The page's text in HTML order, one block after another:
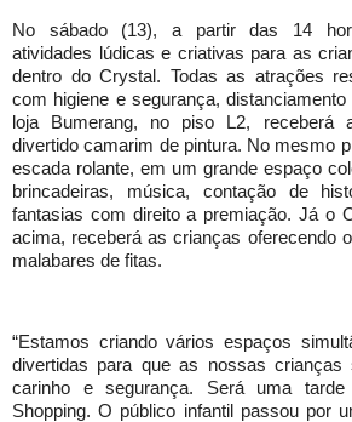
No sábado (13), a partir das 14
atividades lúdicas e criativas para as
dentro do Crystal. Todas as atrações
com higiene e segurança,
loja Bumerang, no piso L2, receberá
divertido camarim de pintura. No mesmo
escada rolante, em um grande espaço
brincadeiras, música, contação de
fantasias com direito a premiação. Já o
acima, receberá as crianças oferecendo
malabares de fitas.
“Estamos criando vários espaços
divertidas para que as nossas crianças
carinho e segurança. Será uma
Shopping. O público infantil passou por